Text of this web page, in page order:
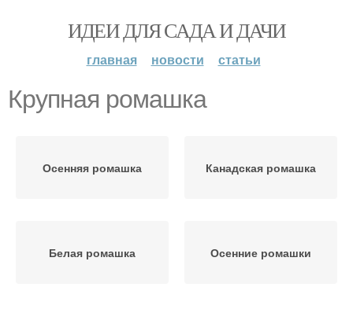
ИДЕИ ДЛЯ САДА И ДАЧИ
главная новости статьи
Крупная ромашка
Осенняя ромашка Канадская ромашка
Белая ромашка Осенние ромашки